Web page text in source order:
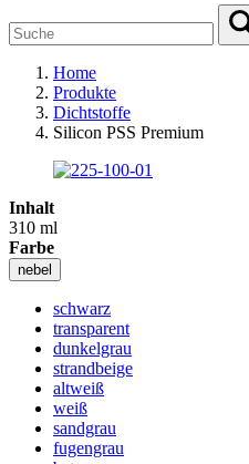
Home
Produkte
Dichtstoffe
Silicon PSS Premium
Inhalt
310 ml
Farbe
nebel
schwarz
transparent
dunkelgrau
strandbeige
altweiß
weiß
sandgrau
fugengrau